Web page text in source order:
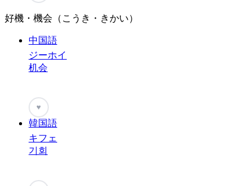
好機・機会（こうき・きかい）
中国語
ジーホイ
机会
♥
韓国語
キフェ
기회